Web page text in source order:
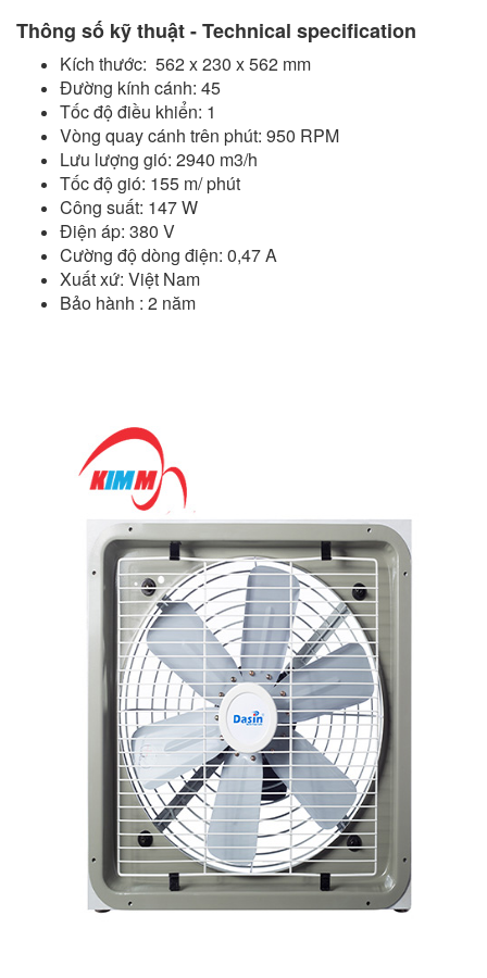
Thông số kỹ thuật - Technical specification
Kích thước: 562 x 230 x 562 mm
Đường kính cánh: 45
Tốc độ điều khiển: 1
Vòng quay cánh trên phút: 950 RPM
Lưu lượng gió: 2940 m3/h
Tốc độ gió: 155 m/ phút
Công suất: 147 W
Điện áp: 380 V
Cường độ dòng điện: 0,47 A
Xuất xứ: Việt Nam
Bảo hành : 2 năm